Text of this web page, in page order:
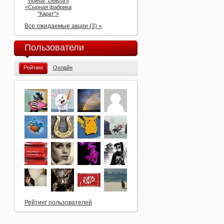
«Сырная фабрика
"Карат"»
Все ожидаемые акции (3) »
Пользователи
Рейтинг Онлайн
Рейтинг пользователей